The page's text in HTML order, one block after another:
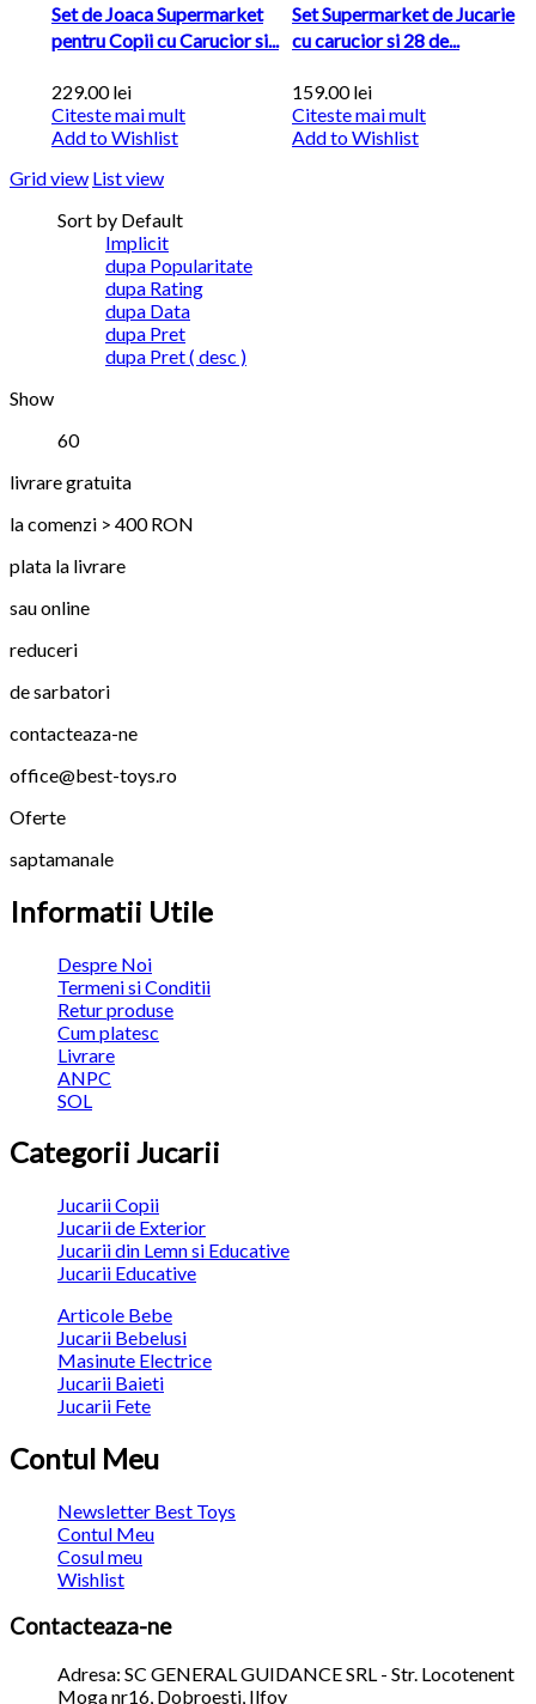
Set de Joaca Supermarket
pentru Copii cu Carucior si...
229.00lei
Citeste mai mult
Add to Wishlist
Set Supermarket de Jucarie
cu carucior si 28 de...
159.00lei
Citeste mai mult
Add to Wishlist
Grid view List view
Sort by Default
Implicit
dupa Popularitate
dupa Rating
dupa Data
dupa Pret
dupa Pret ( desc )
Show
60
livrare gratuita
la comenzi > 400 RON
plata la livrare
sau online
reduceri
de sarbatori
contacteaza-ne
office@best-toys.ro
Oferte
saptamanale
Informatii Utile
Despre Noi
Termeni si Conditii
Retur produse
Cum platesc
Livrare
ANPC
SOL
Categorii Jucarii
Jucarii Copii
Jucarii de Exterior
Jucarii din Lemn si Educative
Jucarii Educative
Articole Bebe
Jucarii Bebelusi
Masinute Electrice
Jucarii Baieti
Jucarii Fete
Contul Meu
Newsletter Best Toys
Contul Meu
Cosul meu
Wishlist
Contacteaza-ne
Adresa: SC GENERAL GUIDANCE SRL - Str. Locotenent
Moga nr16, Dobroesti, Ilfov